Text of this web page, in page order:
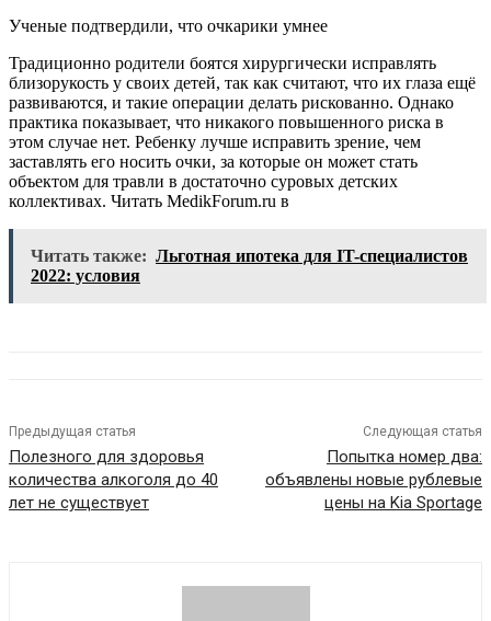
Ученые подтвердили, что очкарики умнее
Традиционно родители боятся хирургически исправлять
близорукость у своих детей, так как считают, что их глаза ещё
развиваются, и такие операции делать рискованно. Однако
практика показывает, что никакого повышенного риска в
этом случае нет. Ребенку лучше исправить зрение, чем
заставлять его носить очки, за которые он может стать
объектом для травли в достаточно суровых детских
коллективах. Читать MedikForum.ru в
Читать также: Льготная ипотека для IT-специалистов
2022: условия
Предыдущая статья
Полезного для здоровья
количества алкоголя до 40
лет не существует
Следующая статья
Попытка номер два:
объявлены новые рублевые
цены на Kia Sportage